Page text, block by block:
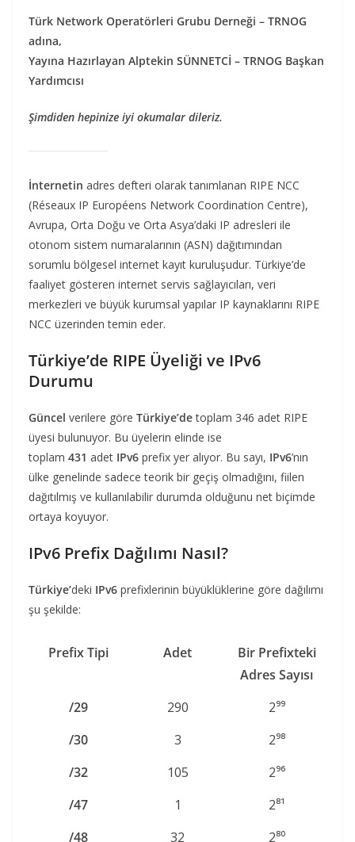
Türk Network Operatörleri Grubu Derneği – TRNOG
adına,
Yayına Hazırlayan Alptekin SÜNNETCİ – TRNOG Başkan
Yardımcısı
Şimdiden hepinize iyi okumalar dileriz.
İnternetin adres defteri olarak tanımlanan RIPE NCC
(Réseaux IP Européens Network Coordination Centre),
Avrupa, Orta Doğu ve Orta Asya’daki IP adresleri ile
otonom sistem numaralarının (ASN) dağıtımından
sorumlu bölgesel internet kayıt kuruluşudur. Türkiye’de
faaliyet gösteren internet servis sağlayıcıları, veri
merkezleri ve büyük kurumsal yapılar IP kaynaklarını RIPE
NCC üzerinden temin eder.
Türkiye’de RIPE Üyeliği ve IPv6
Durumu
Güncel verilere göre Türkiye’detoplam 346 adet RIPE
üyesi bulunuyor. Bu üyelerin elinde ise
toplam 431 adet IPv6 prefix yer alıyor. Bu sayı, IPv6’nın
ülke genelinde sadece teorik bir geçiş olmadığını, fiilen
dağıtılmış ve kullanılabilir durumda olduğunu net biçimde
ortaya koyuyor.
IPv6 Prefix Dağılımı Nasıl?
Türkiye’deki IPv6 prefixlerinin büyüklüklerine göre dağılımı
şu şekilde:
Prefix Tipi Adet
Bir Prefixteki
Adres Sayısı
/29
290
2⁹⁹
/30
3
2⁹⁸
/32
105
2⁹⁶
/47
1
2⁸¹
/48
32 2⁸⁰